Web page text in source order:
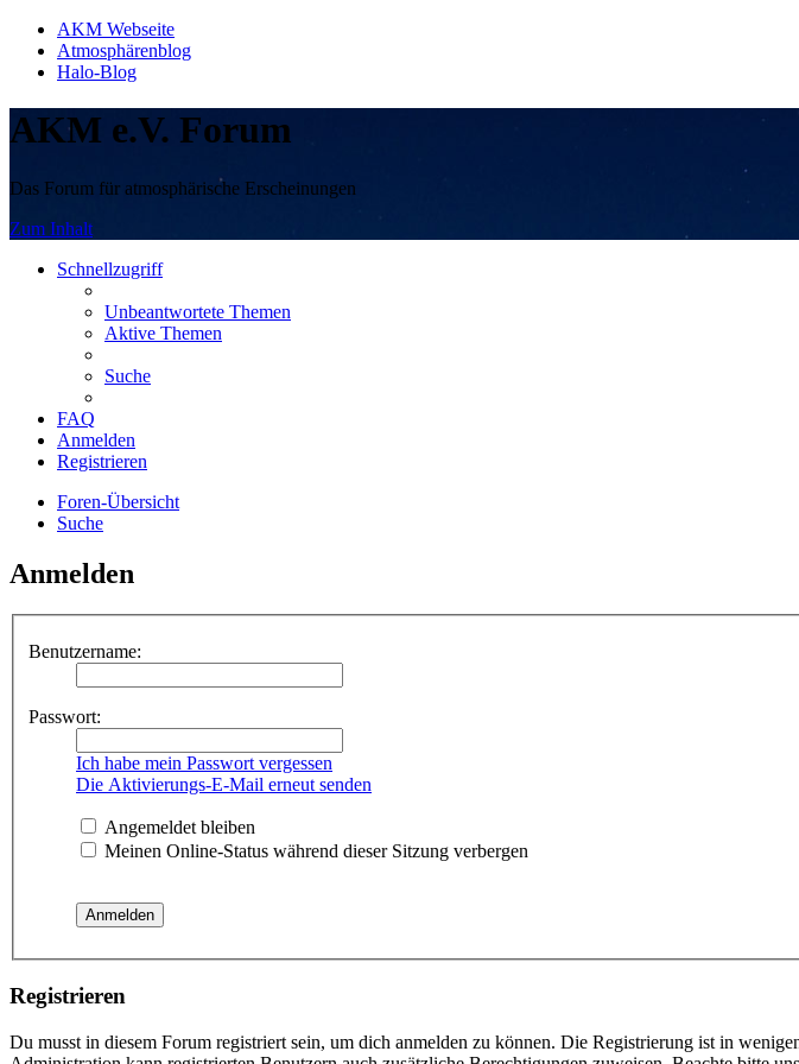
AKM Webseite
Atmosphärenblog
Halo-Blog
AKM e.V. Forum
Das Forum für atmosphärische Erscheinungen
Zum Inhalt
Schnellzugriff
Unbeantwortete Themen
Aktive Themen
Suche
FAQ
Anmelden
Registrieren
Foren-Übersicht
Suche
Anmelden
Benutzername:
Passwort:
Ich habe mein Passwort vergessen
Die Aktivierungs-E-Mail erneut senden
Angemeldet bleiben
Meinen Online-Status während dieser Sitzung verbergen
Registrieren
Du musst in diesem Forum registriert sein, um dich anmelden zu können. Die Registrierung ist in